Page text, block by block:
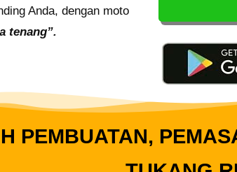
Anda, dengan moto
tenang”.
PEMBUATAN,